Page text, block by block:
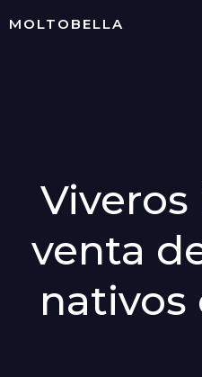
MOLTOBELLA
Viveros
venta
nativos